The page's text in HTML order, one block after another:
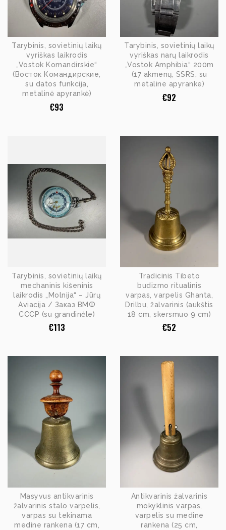
Tarybinis, sovietinių laikų
vyriškas laikrodis
„Vostok Komandirskie“
(Восток Командирские,
su datos funkcija,
metalinė apyrankė)
€93
Tarybinis, sovietinių laikų
vyriškas narų laikrodis
„Vostok Amphibia“ 200m
(17 akmenų, SSRS, su
metaline apyranke)
€92
Tarybinis, sovietinių laikų
mechaninis kišeninis
laikrodis „Molnija“ – Jūrų
Aviacija / Заказ ВМФ
СССР (su grandinėle)
€113
Tradicinis Tibeto
budizmo ritualinis
varpas, varpelis Ghanta,
Drilbu, žalvarinis (aukštis
18 cm, skersmuo 9 cm)
€52
Masyvus antikvarinis
žalvarinis stalo varpelis,
varpas su tekinama
medine rankena (17 cm,
Antikvarinis žalvarinis
mokyklinis varpas,
varpelis su medine
rankena (25 cm,